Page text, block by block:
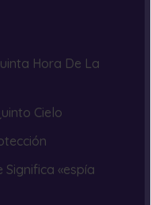
Hora De La
Cielo
«espía